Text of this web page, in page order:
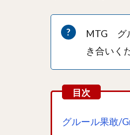
MTG グ
き合いく
グルール果敢/